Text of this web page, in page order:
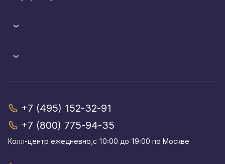
+7 (495) 152-32-91
+7 (800) 775-94-35
Колл-центр eжедневно,с 10:00 до 19:00 по Москве